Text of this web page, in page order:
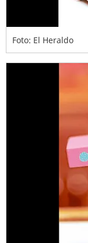
Foto: El Heraldo